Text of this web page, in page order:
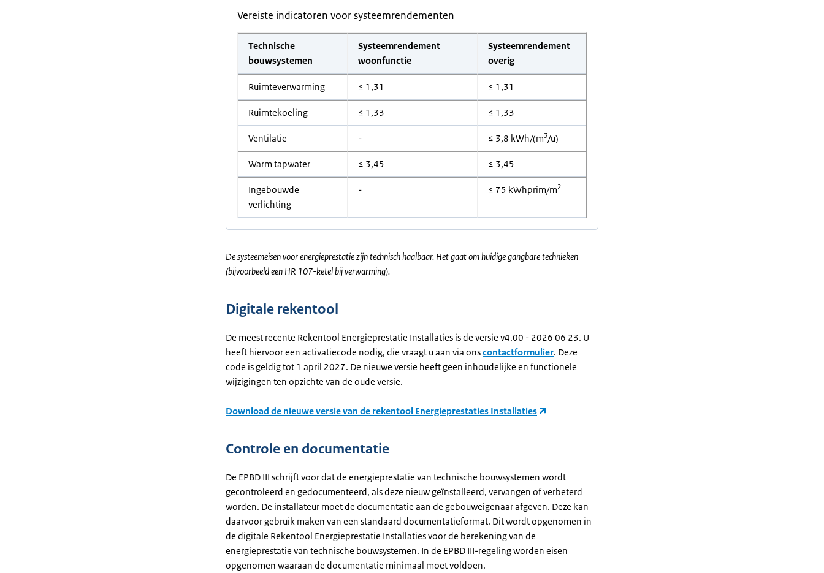
Vereiste indicatoren voor systeemrendementen
Technische
bouwsystemen
Systeemrendement
woonfunctie
Systeemrendement
overig
Ruimteverwarming ≤ 1,31 ≤ 1,31
Ruimtekoeling ≤ 1,33 ≤ 1,33
Ventilatie - ≤ 3,8 kWh/(m3/u)
Warm tapwater ≤ 3,45 ≤ 3,45
Ingebouwde
verlichting
- ≤ 75 kWhprim/m2
De systeemeisen voor energieprestatie zijn technisch haalbaar. Het gaat om huidige gangbare technieken
(bijvoorbeeld een HR 107-ketel bij verwarming).
Digitale rekentool
De meest recente Rekentool Energieprestatie Installaties is de versie v4.00 - 2026 06 23. U
heeft hiervoor een activatiecode nodig, die vraagt u aan via onscontactformulier. Deze
code is geldig tot 1 april 2027. De nieuwe versie heeft geen inhoudelijke en functionele
wijzigingen ten opzichte van de oude versie.
Download de nieuwe versie van de rekentool Energieprestaties Installaties
Controle en documentatie
De EPBD III schrijft voor dat de energieprestatie van technische bouwsystemen wordt
gecontroleerd en gedocumenteerd, als deze nieuw geïnstalleerd, vervangen of verbeterd
worden. De installateur moet de documentatie aan de gebouweigenaar afgeven. Deze kan
daarvoor gebruik maken van een standaard documentatieformat. Dit wordt opgenomen in
de digitale Rekentool Energieprestatie Installaties voor de berekening van de
energieprestatie van technische bouwsystemen. In de EPBD III-regeling worden eisen
opgenomen waaraan de documentatie minimaal moet voldoen.